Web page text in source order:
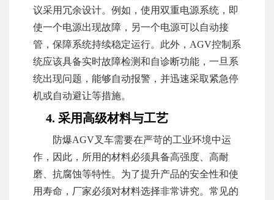
议采用冗余设计。例如，使用双重电源系统，即
使一个电源出现故障，另一个电源可以自动接
管，保障系统持续稳定运行。此外，AGV控制系
统应该具备实时故障检测和自诊断功能，一旦系
统出现问题，能够自动报警，并迅速采取紧急停
机或自动避让等措施。
4. 采用高级材料与工艺
防爆AGV叉车需要在严苛的工业环境中运
作，因此，所用的材料必须具备高强度、高耐
磨、抗腐蚀等特性。为了提升产品的安全性和使
用寿命，厂家必须对材料选择非常讲究。常见的